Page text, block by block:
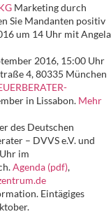
Marketing durch
Sie Mandanten positiv
um 14 Uhr mit Angela
2016, 15:00 Uhr
4, 80335 München
in Lissabon. Mehr
des Deutschen
– DVVS e.V. und
im
Agenda (pdf),
Eintägiges